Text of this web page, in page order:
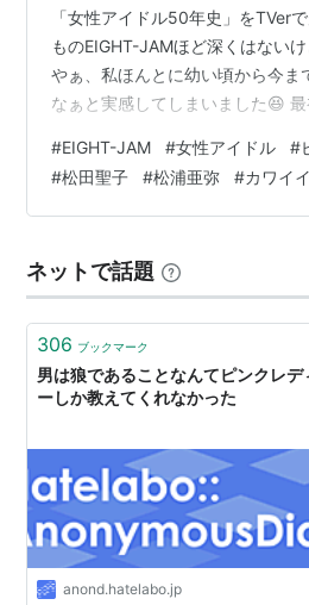
「女性アイドル50年史」をTVer
ものEIGHT-JAMほど深くはない
やぁ、私ほんとに幼い頃から今ま
なぁと実感してしまいました😆
もらったし、おもちゃのマイクを
の椅子の上で歌いまくってました
と思いますが、ピンクレディの振
は神ですよねぇ。よく比較されま
ぞれステキで…
#EIGHT-JAM #女性アイドル #
#松田聖子 #松浦亜弥 #カワイ
ネットで話題
306 ブックマーク
男は狼であることなんてピンクレデ
ーしか教えてくれなかった
anond.hatelabo.jp